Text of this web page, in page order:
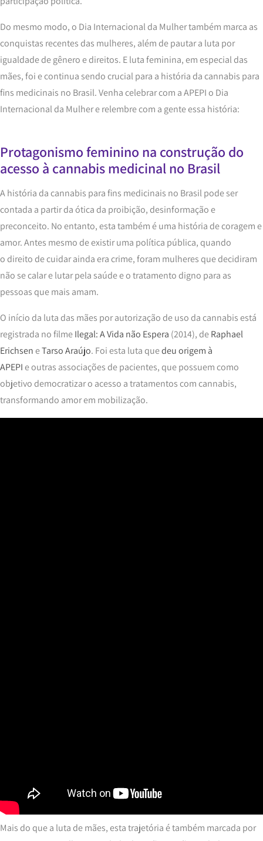
Do mesmo modo, o Dia Internacional da Mulher também marca as
conquistas recentes das mulheres, além de pautar a luta por
igualdade de gênero e direitos. E luta feminina, em especial das
mães, foi e continua sendo crucial para a história da cannabis para
fins medicinais no Brasil. Venha celebrar com a APEPI o Dia
Internacional da Mulher e relembre com a gente essa história:
Protagonismo feminino na construção do
acesso à cannabis medicinal no Brasil
A história da cannabis para fins medicinais no Brasil pode ser
contada a partir da ótica da proibição, desinformação e
preconceito. No entanto, esta também é uma história de coragem e
amor. Antes mesmo de existir uma política pública, quando
o direito de cuidar ainda era crime, foram mulheres que decidiram
não se calar e lutar pela saúde e o tratamento digno para as
pessoas que mais amam.
O início da luta das mães por autorização de uso da cannabis está
registrada no filmeIlegal: A Vida não Espera (2014), deRaphael
ErichseneTarso Araújo. Foi esta luta quedeu origem à
APEPIe outras associações de pacientes, que possuem como
objetivo democratizar o acesso a tratamentos com cannabis,
transformando amor em mobilização.
Mais do que a luta de mães, esta trajetória é também marcada por